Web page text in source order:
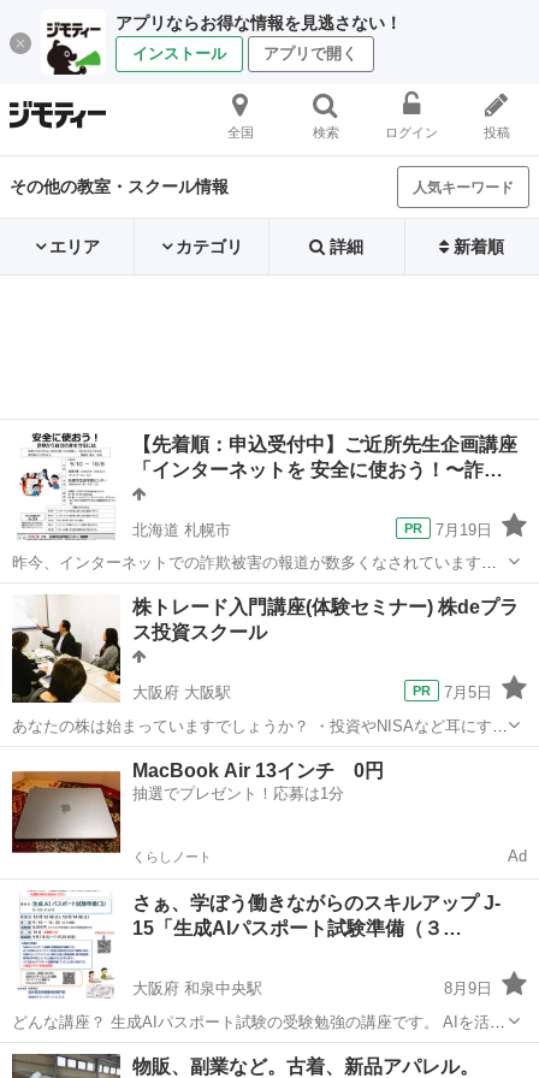
アプリならお得な情報を見逃さない！
インストール アプリで開く
全国 検索 ログイン 投稿
その他の教室・スクール情報 人気キーワード
エリア カテゴリ 詳細 新着順
【先着順：申込受付中】ご近所先生企画講座
「インターネットを 安全に使おう！〜詐…
北海道 札幌市
7月19日
昨今、インターネットでの詐欺被害の報道が数多くなされています。
被害者は老若男女問わず幅広いのが実態です。 また「自分は大丈夫」
という過信も被害を招く原因の一端となっています。 そこで、インタ
ーネットにおける詐欺の...
北海道 札幌市 近所
株トレード入門講座(体験セミナー) 株deプラ
ス投資スクール
大阪府 大阪駅
7月5日
あなたの株は始まっていますでしょうか？ ・投資やNISAなど耳にする
が... ・ネット証券口座を開設したが... ・始めようとして見たけれど...
☆銘柄の探し方が解らない。 ☆チャートや板情報な...
MacBook Air 13インチ 0円
抽選でプレゼント！応募は1分
くらしノート Ad
さぁ、学ぼう働きながらのスキルアップ J-
15「生成AIパスポート試験準備（３…
大阪府 和泉中央駅
8月9日
どんな講座？ 生成AIパスポート試験の受験勉強の講座です。 AIを活用
したコンテンツ生成の具体的な方法や事例に加え、 企業のコンプライ
アンスに関わる個人情報保護、著作権侵害、 商用利用可否といった注
大阪 和泉市 和泉中央駅 その他 講座
物販、副業など。古着、新品アパレル。